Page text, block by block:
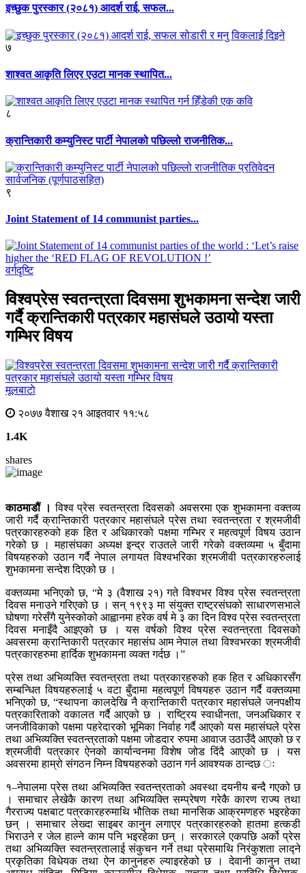
इच्छुक पुरस्कार (२०८१) आदर्श राई, सफल...
७
शाश्वत आकृति लिएर एउटा मानक स्थापित...
८
क्रान्तिकारी कम्युनिस्ट पार्टी नेपालको पछिल्लो राजनीतिक...
९
Joint Statement of 14 communist parties...
वर्गदृष्टि
विश्वप्रेस स्वतन्त्रता दिवसमा शुभकामना सन्देश जारी
गर्दै क्रान्तिकारी पत्रकार महासंघले उठायो यस्ता
गम्भिर विषय
मूलबाटाे
२०७७ वैशाख २१ आइतवार ११:५८
1.4K
shares
काठमाडौं । विश्व प्रेस स्वतन्त्रता दिवसको अवसरमा एक शुभकामना वक्तव्य
जारी गर्दै क्रान्तिकारी पत्रकार महासंघले प्रेस तथा स्वतन्त्रता र श्रमजीवी
पत्रकारहरुको हक हित र अधिकारको पक्षमा गम्भिर र महत्वपूर्ण विषय उठान
गरेको छ । महासंघका अध्यक्ष इन्द्र राउतले जारी गरेको वक्तव्यमा ५ बुँदामा
विषयहरुको उठान गर्दै नेपाल लगायत विश्वभरिका श्रमजीवी पत्रकारहरुलाई
शुभकामना सन्देश दिएको छ ।
वक्तव्यमा भनिएको छ, “मे ३ (वैशाख २१) गते विश्वभर विश्व प्रेस स्वतन्त्रता
दिवस मनाउने गरिएको छ । सन् १९९३ मा संयुक्त राष्ट्रसंघको साधारणसभाले
घोषणा गरेसँगै युनेस्कोको आह्वानमा हरेक वर्ष मे ३ का दिन विश्व प्रेस स्वतन्त्रता
दिवस मनाइँदै आइएको छ । यस वर्षको विश्व प्रेस स्वतन्त्रता दिवसको
अवसरमा क्रान्तिकारी पत्रकार महासंघ आम नेपाल तथा विश्वभरका श्रमजीवी
पत्रकारहरुमा हार्दिक शुभकामना व्यक्त गर्दछ ।”
प्रेस तथा अभिव्यक्ति स्वतन्त्रता तथा पत्रकारहरुको हक हित र अधिकारसँग
सम्बन्धित विषयहरुलाई ५ वटा बुँदामा महत्वपूर्ण विषयहरु उठान गर्दै वक्तव्यमा
भनिएको छ, “स्थापना कालदेखि नै क्रान्तिकारी पत्रकार महासंघले जनपक्षीय
पत्रकारिताको वकालत गर्दै आएको छ । राष्ट्रिय स्वाधीनता, जनअधिकार र
जनजीविकाको पक्षमा पहरेदारको भूमिका निर्वाह गर्दै आएको यस महासंघले प्रेस
तथा अभिव्यक्ति स्वतन्त्रताको पक्षमा जोडदार रुपमा आवाज उठाउँदै आएको छ र
श्रमजीवी पत्रकार ऐनको कार्यान्वनमा विशेष जोड दिंदै आएको छ । यस
अवसरमा हाम्रो संगठन निम्न विषयहरुको उठान गर्न आवश्यक ठान्दछ ः
१–नेपालमा प्रेस तथा अभिव्यक्ति स्वतन्त्रताको अवस्था दयनीय बन्दै गएको छ
। समाचार लेखेकै कारण तथा अभिव्यक्ति सम्प्रेषण गरेकै कारण राज्य तथा
गैरराज्य पक्षबाट पत्रकारहरुमाथि भौतिक तथा मानसिक आक्रमणहरु भइरहेका
छन् । समाचार लेख्दा साइबर कानुन लगाएर पत्रकारहरुको हातमा हत्कडी
भिराउने र जेल हाल्ने काम पनि भइरहेका छन् । सरकारले एकपछि अर्को प्रेस
तथा अभिव्यक्ति स्वतन्त्रतालाई संकुचन गर्ने तथा प्रेसमाथि निरंकुशता लाद्ने
प्रकृतिका विधेयक तथा ऐन कानुनहरु ल्याइरहेको छ । देवानी कानुन तथा